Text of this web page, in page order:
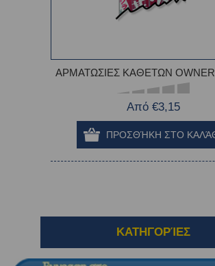
ΑΡΜΑΤΩΣΙΕΣ ΚΑΘΕΤΩΝ OWNER
Από €3,15
ΚΑΤΗΓΟΡΊΕΣ